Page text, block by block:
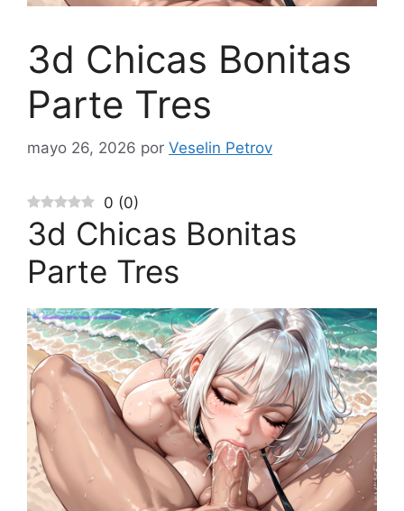
3d Chicas Bonitas
Parte Tres
mayo 26, 2026 por Veselin Petrov
0 (0)
3d Chicas Bonitas
Parte Tres